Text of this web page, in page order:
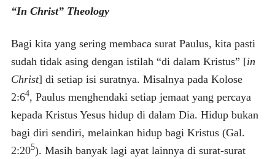
“In Christ” Theology
Bagi kita yang sering membaca surat Paulus, kita pasti
sudah tidak asing dengan istilah “di dalam Kristus” [in
Christ] di setiap isi suratnya. Misalnya pada Kolose
2:64, Paulus menghendaki setiap jemaat yang percaya
kepada Kristus Yesus hidup di dalam Dia. Hidup bukan
bagi diri sendiri, melainkan hidup bagi Kristus (Gal.
2:205). Masih banyak lagi ayat lainnya di surat-surat